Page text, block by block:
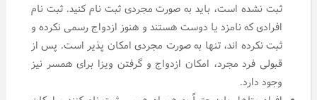
ثبت نشده است، باید به صورت مجردی ثبت نام کنید. ثبت نام
افرادی که نامزد یا دوست هستند و هنوز ازدواج رسمی نکرده و
ثبت نکرده اند، تنها به صورت مجردی امکان پذیر است. پس از
قبولی فرد مجرد، امکان ازدواج و گرفتن ویزا برای همسر نیز
وجود دارد.